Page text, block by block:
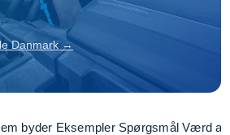
Danmark →
byder Eksempler Spørgsmål Værd at